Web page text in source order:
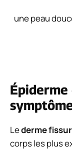
une peau
Lederme
corps les plus